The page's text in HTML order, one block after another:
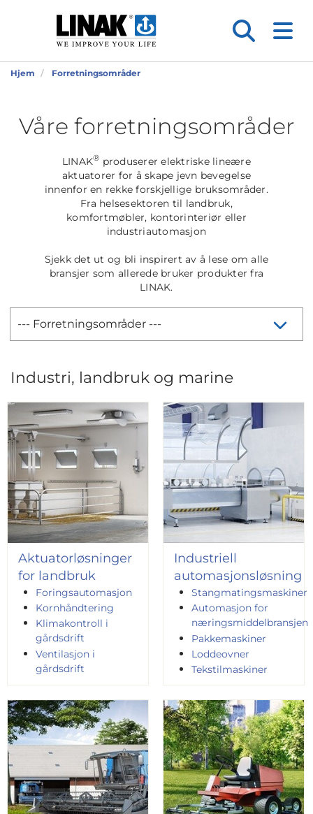
Hjem Forretningsområder
Våre forretningsområder
LINAK® produserer elektriske lineære
aktuatorer for å skape jevn bevegelse
innenfor en rekke forskjellige bruksområder.
Fra helsesektoren til landbruk,
komfortmøbler, kontorinteriør eller
industriautomasjon
Sjekk det ut og bli inspirert av å lese om alle
bransjer som allerede bruker produkter fra
LINAK.
Industri, landbruk og marine
Aktuatorløsninger
for landbruk
Foringsautomasjon
Kornhåndtering
Klimakontroll i
gårdsdrift
Ventilasjon i
gårdsdrift
Industriell
automasjonsløsning
Stangmatingsmaskiner
Automasjon for
næringsmiddelbransjen
Pakkemaskiner
Loddeovner
Tekstilmaskiner